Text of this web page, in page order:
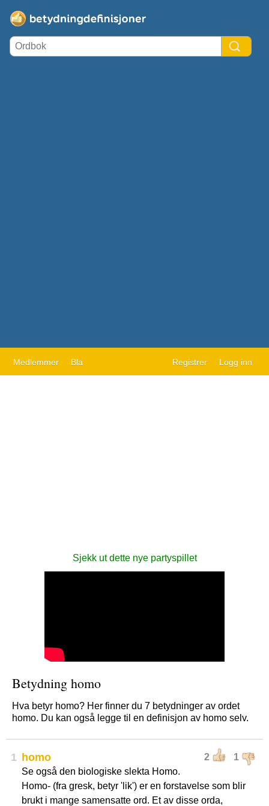
Medlemmer Bla Registrer Logg inn
Sjekk ut dette nye partyspillet
Betydning homo
Hva betyr homo? Her finner du 7 betydninger av ordet
homo. Du kan også legge til en definisjon av homo selv.
1 2 1
homo
Se også den biologiske slekta Homo.
Homo- (fra gresk, betyr 'lik') er en forstavelse som blir
brukt i mange samensatte ord. Et av disse orda,